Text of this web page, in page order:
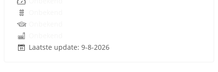
Laatste update: 9-8-2026